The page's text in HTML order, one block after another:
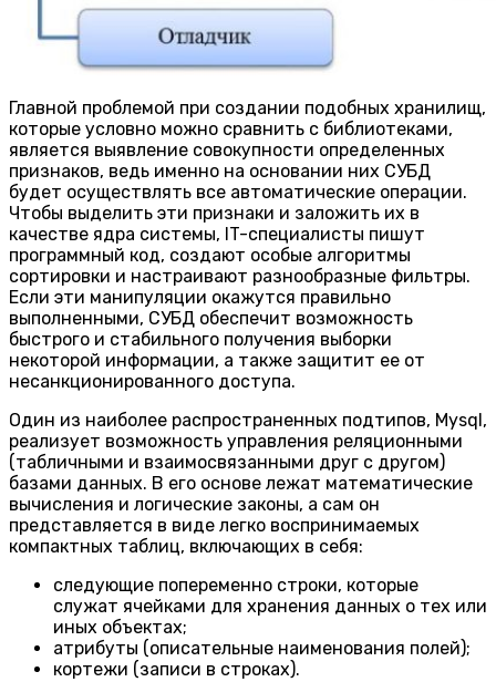
Главной проблемой при создании подобных хранилищ,
которые условно можно сравнить с библиотеками,
является выявление совокупности определенных
признаков, ведь именно на основании них СУБД
будет осуществлять все автоматические операции.
Чтобы выделить эти признаки и заложить их в
качестве ядра системы, IT-специалисты пишут
программный код, создают особые алгоритмы
сортировки и настраивают разнообразные фильтры.
Если эти манипуляции окажутся правильно
выполненными, СУБД обеспечит возможность
быстрого и стабильного получения выборки
некоторой информации, а также защитит ее от
несанкционированного доступа.
Один из наиболее распространенных подтипов, Mysql,
реализует возможность управления реляционными
(табличными и взаимосвязанными друг с другом)
базами данных. В его основе лежат математические
вычисления и логические законы, а сам он
представляется в виде легко воспринимаемых
компактных таблиц, включающих в себя:
следующие попеременно строки, которые
служат ячейками для хранения данных о тех или
иных объектах;
атрибуты (описательные наименования полей);
кортежи (записи в строках).